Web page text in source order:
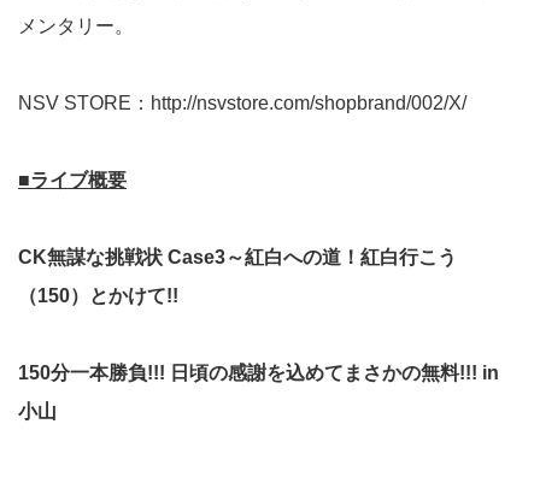
メンタリー。
NSV STORE： http://nsvstore.com/shopbrand/002/X/
■ライブ概要
CK無謀な挑戦状 Case3～紅白への道！紅白行こう
（150）とかけて!!
150分一本勝負!!! 日頃の感謝を込めてまさかの無料!!! in
小山